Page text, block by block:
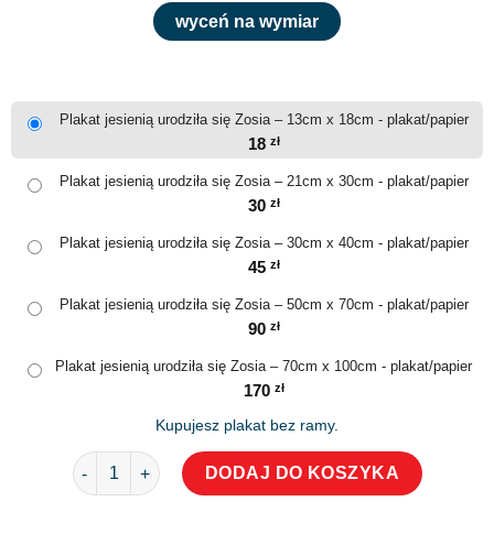
wyceń na wymiar
Plakat jesienią urodziła się Zosia – 13cm x 18cm - plakat/papier
18 zł
Plakat jesienią urodziła się Zosia – 21cm x 30cm - plakat/papier
30 zł
Plakat jesienią urodziła się Zosia – 30cm x 40cm - plakat/papier
45 zł
Plakat jesienią urodziła się Zosia – 50cm x 70cm - plakat/papier
90 zł
Plakat jesienią urodziła się Zosia – 70cm x 100cm - plakat/papier
170 zł
Kupujesz plakat bez ramy.
ilość Plakat jesienią urodziła się Zosia
DODAJ DO KOSZYKA